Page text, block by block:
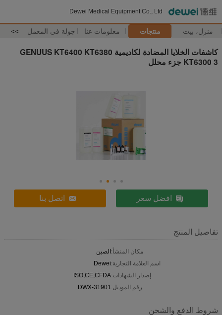
Dewei Medical Equipment Co., Ltd
منزل، بيت منتجات معلومات عنا جولة في المعمل >>
كاشفات الخلايا المضادة لكاديمية GENUUS KT6400 KT6380
KT6300 3 جزء محلل
افضل سعر اتصل بنا
تفاصيل المنتج
مكان المنشأ:الصين
اسم العلامة التجارية:Dewei
إصدار الشهادات:ISO,CE,CFDA
رقم الموديل:DWX-31901
شروط الدفع والشحن